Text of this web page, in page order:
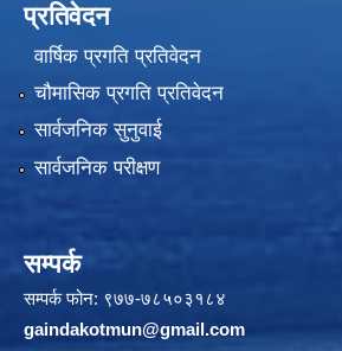
प्रतिवेदन
वार्षिक प्रगति प्रतिवेदन
चौमासिक प्रगति प्रतिवेदन
सार्वजनिक सुनुवाई
सार्वजनिक परीक्षण
सम्पर्क
सम्पर्क फोन: ९७७-७८५०३१८४
gaindakotmun@gmail.com